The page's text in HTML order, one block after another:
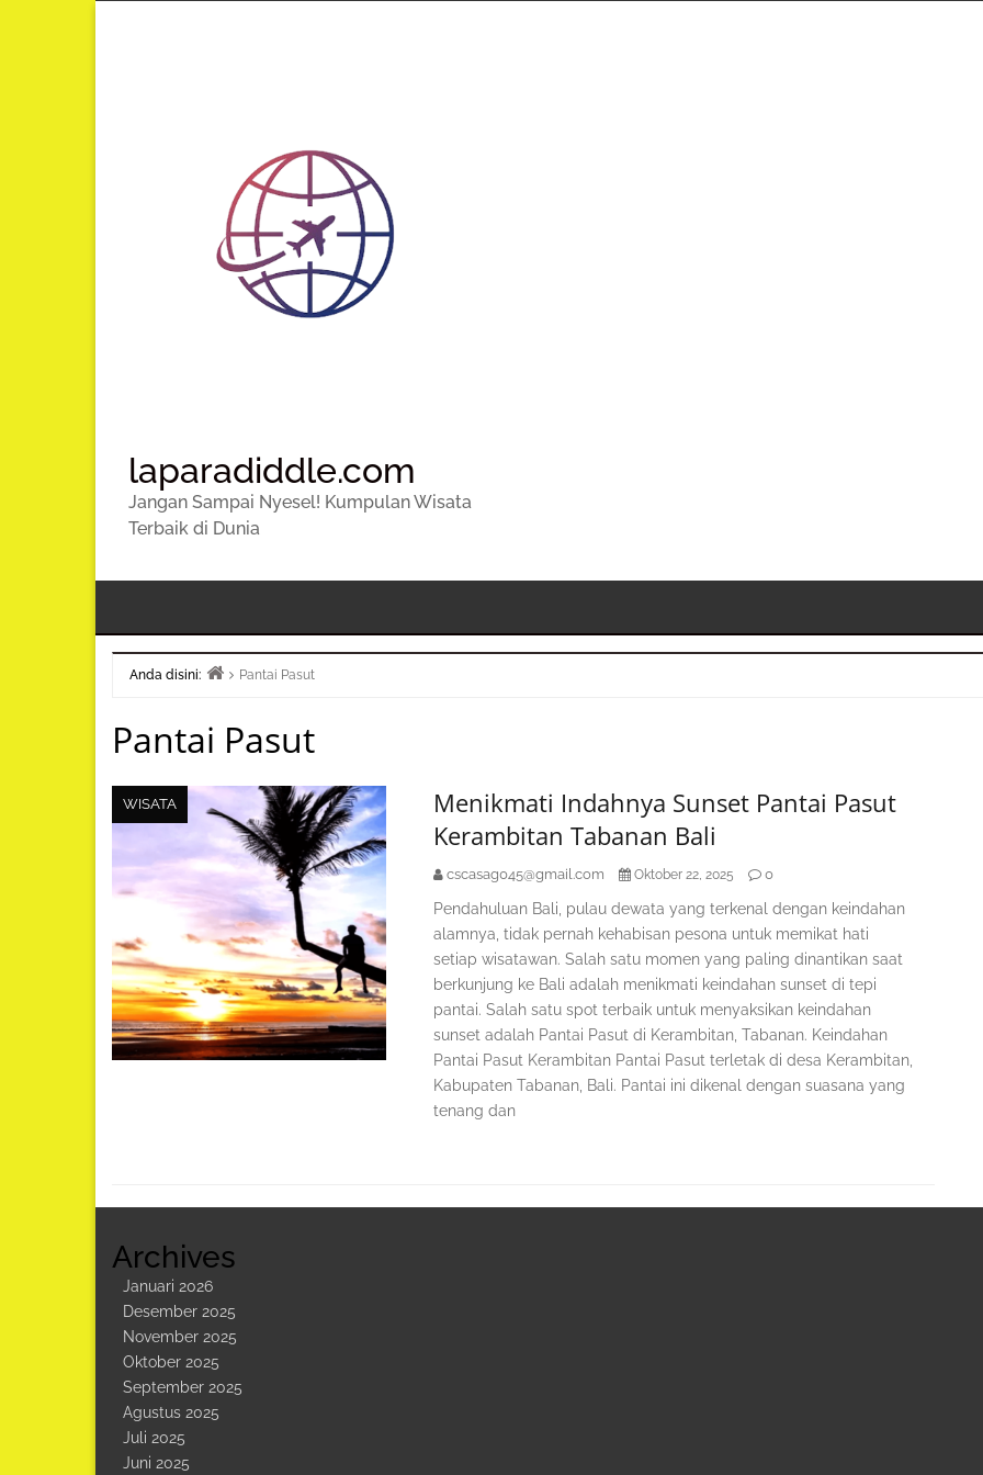
laparadiddle.com
Jangan Sampai Nyesel! Kumpulan Wisata
Terbaik di Dunia
Anda disini:
Pantai Pasut
Pantai Pasut
WISATA
Menikmati Indahnya Sunset Pantai Pasut
Kerambitan Tabanan Bali
cscasag045@gmail.com Oktober 22, 2025 0
Pendahuluan Bali, pulau dewata yang terkenal dengan keindahan
alamnya, tidak pernah kehabisan pesona untuk memikat hati
setiap wisatawan. Salah satu momen yang paling dinantikan saat
berkunjung ke Bali adalah menikmati keindahan sunset di tepi
pantai. Salah satu spot terbaik untuk menyaksikan keindahan
sunset adalah Pantai Pasut di Kerambitan, Tabanan. Keindahan
Pantai Pasut Kerambitan Pantai Pasut terletak di desa Kerambitan,
Kabupaten Tabanan, Bali. Pantai ini dikenal dengan suasana yang
tenang dan
Archives
Januari 2026
Desember 2025
November 2025
Oktober 2025
September 2025
Agustus 2025
Juli 2025
Juni 2025